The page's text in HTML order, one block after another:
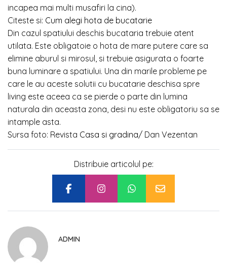
incapea mai multi musafiri la cina).
Citeste si: Cum alegi hota de bucatarie
Din cazul spatiului deschis bucataria trebuie atent
utilata. Este obligatoie o hota de mare putere care sa
elimine aburul si mirosul, si trebuie asigurata o foarte
buna luminare a spatiului. Una din marile probleme pe
care le au aceste solutii cu bucatarie deschisa spre
living este aceea ca se pierde o parte din lumina
naturala din aceasta zona, desi nu este obligatoriu sa se
intample asta.
Sursa foto: Revista Casa si gradina/ Dan Vezentan
Distribuie articolul pe:
ADMIN